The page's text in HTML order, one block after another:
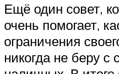
Ещё один совет,
очень помогает,
ограничения
никогда не беру с